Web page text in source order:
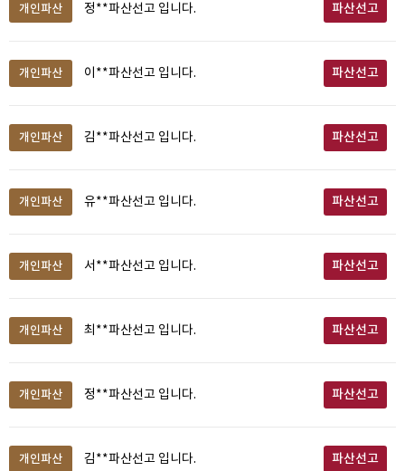
개인파산 정**파산선고 입니다. 파산선고
개인파산 이**파산선고 입니다. 파산선고
개인파산 김**파산선고 입니다. 파산선고
개인파산 유**파산선고 입니다. 파산선고
개인파산 서**파산선고 입니다. 파산선고
개인파산 최**파산선고 입니다. 파산선고
개인파산 정**파산선고 입니다. 파산선고
개인파산 김**파산선고 입니다. 파산선고